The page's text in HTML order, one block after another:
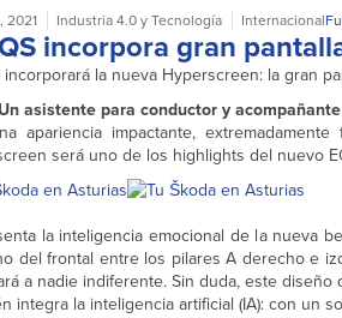
2021 Industria 4.0 y Tecnología Internacional
incorpora gran
incorporará la nueva Hyperscreen: la gran
Un asistente para conductor y
apariencia impactante,
será uno de los highlights del nuevo
la inteligencia emocional de la nueva
del frontal entre los pilares A derecho e
a nadie indiferente. Sin duda, este
integra la inteligencia artificial (IA): con un